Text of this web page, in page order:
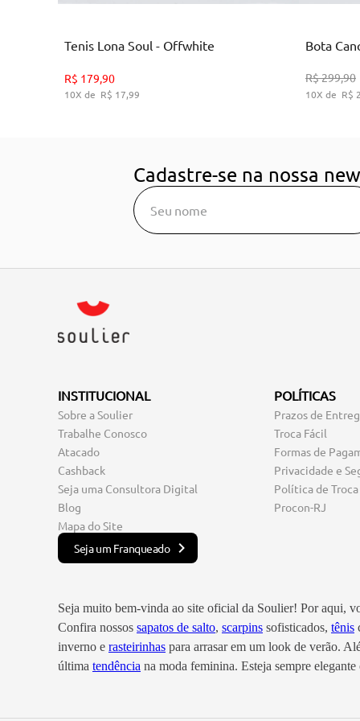
ADICIONAR AO CARRINHO
Tenis Lona Soul - Offwhite
R$ 179,90
10 R$ 17,99
Bota
R$299,90
10 R$
Cadastre-se na nossa
INSTITUCIONAL
Sobre a Soulier
Trabalhe Conosco
Atacado
Cashback
Seja uma Consultora Digital
Blog
Mapa do Site
Seja um Franqueado
POLÍTICAS
Prazos de
Troca Fácil
Formas de
Privacidade e
Política de Troca
Procon-RJ
Seja muito bem-vinda ao site oficial da Soulier! Por aqui,
Confira nossos sapatos de salto, scarpins sofisticados, tênis
inverno e rasteirinhas para arrasar em um look de verão.
última tendência na moda feminina. Esteja sempre